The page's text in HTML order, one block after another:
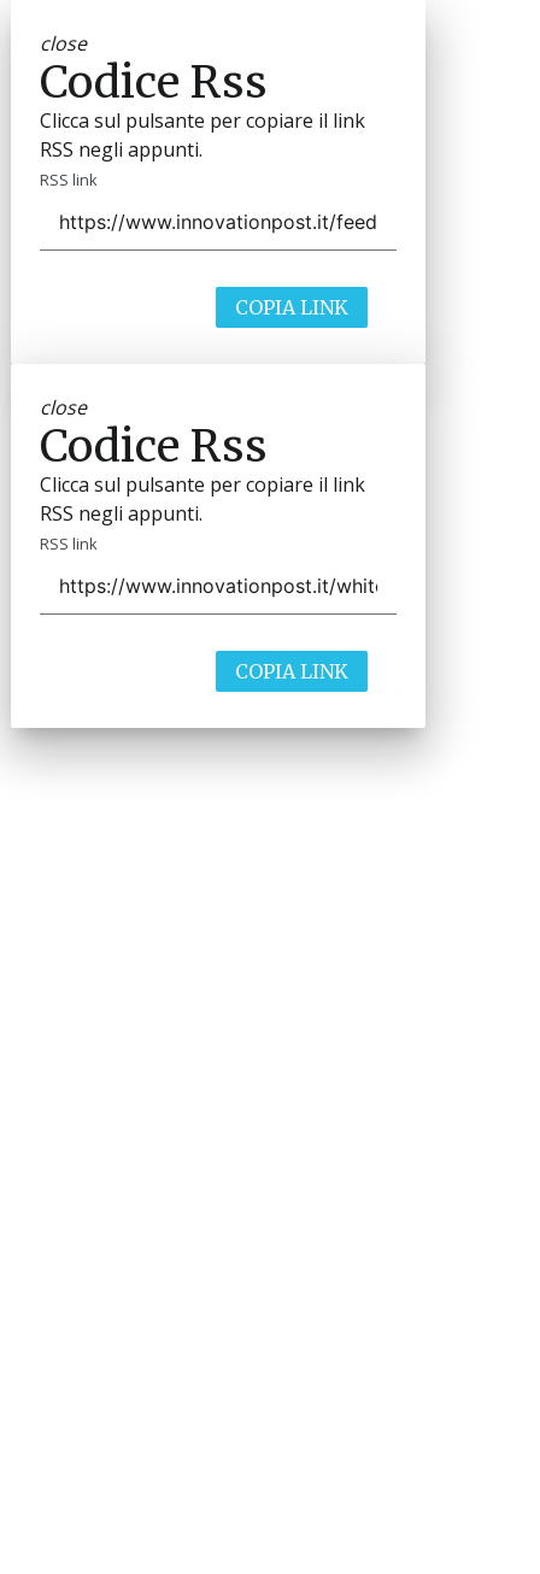
close
Codice Rss
Clicca sul pulsante per copiare il link
RSS negli appunti.
RSS link
COPIA LINK
close
Codice Rss
Clicca sul pulsante per copiare il link
RSS negli appunti.
RSS link
COPIA LINK